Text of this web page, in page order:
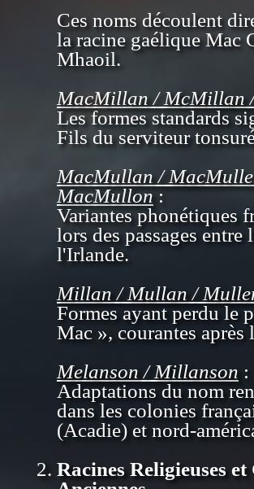
Ces noms découlent
la racine gaélique Mac
Mhaoil.
MacMillan / McMillan
Les formes standards
Fils du serviteur
MacMullan /
MacMullon :
Variantes phonétiques
lors des passages entre
l'Irlande.
Millan / Mullan /
Formes ayant perdu le
Mac », courantes
Melanson / Millanson :
Adaptations du nom
dans les colonies
(Acadie) et nord-
Racines Religieuses et